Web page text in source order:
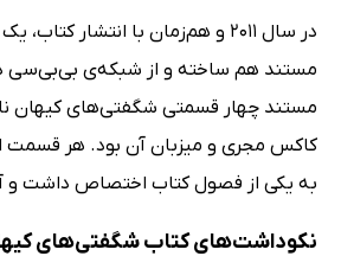
در سال 2011 و هم‌زمان با انتشار
مستند هم ساخته و از شبکه‌ی
مستند چهار قسمتی شگفتی‌های کیهان
کاکس مجری و میزبان آن بود. هر قسمت
به یکی از فصول کتاب اختصاص داشت و
نکوداشت‌های کتاب شگفتی‌های